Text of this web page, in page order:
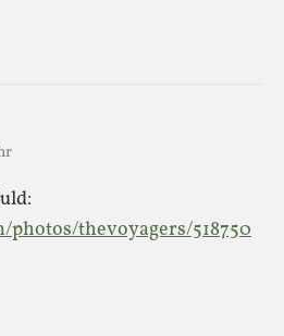
thevoyagers/518750